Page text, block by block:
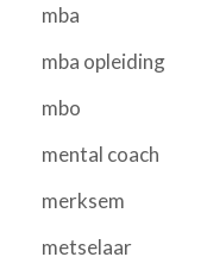
mba
mba opleiding
mbo
mental coach
merksem
metselaar